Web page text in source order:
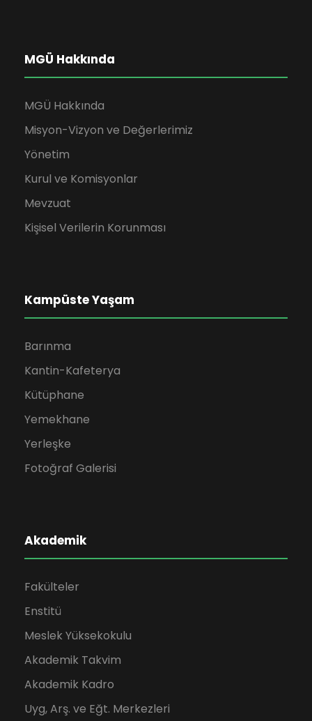
MGÜ Hakkında
MGÜ Hakkında
Misyon-Vizyon ve Değerlerimiz
Yönetim
Kurul ve Komisyonlar
Mevzuat
Kişisel Verilerin Korunması
Kampüste Yaşam
Barınma
Kantin-Kafeterya
Kütüphane
Yemekhane
Yerleşke
Fotoğraf Galerisi
Akademik
Fakülteler
Enstitü
Meslek Yüksekokulu
Akademik Takvim
Akademik Kadro
Uyg, Arş. ve Eğt. Merkezleri